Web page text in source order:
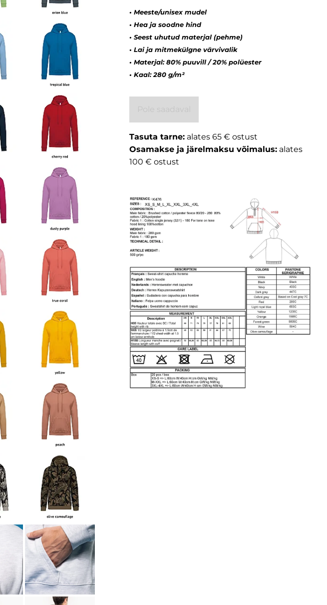
• Meeste/unisex mudel
• Hea ja soodne hind
• Seest uhutud materjal (pehme)
• Lai ja mitmekülgne värvivalik
• Materjal: 80% puuvill / 20% polüester
• Kaal: 280 g/m²
Tasuta tarne: alates 65 € ostust
Osamakse ja järelmaksu võimalus: alates
100 € ostust